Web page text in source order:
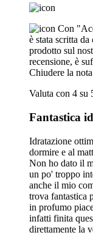
Con
è stata scritta
prodotto sul
recensione, è
Chiudere la nota
Valuta con 4 su
Fantastica
Idratazione
dormire e al
Non ho dato il
un po' troppo
anche il mio
trova fantastica
in profumo
infatti finita
direttamente la